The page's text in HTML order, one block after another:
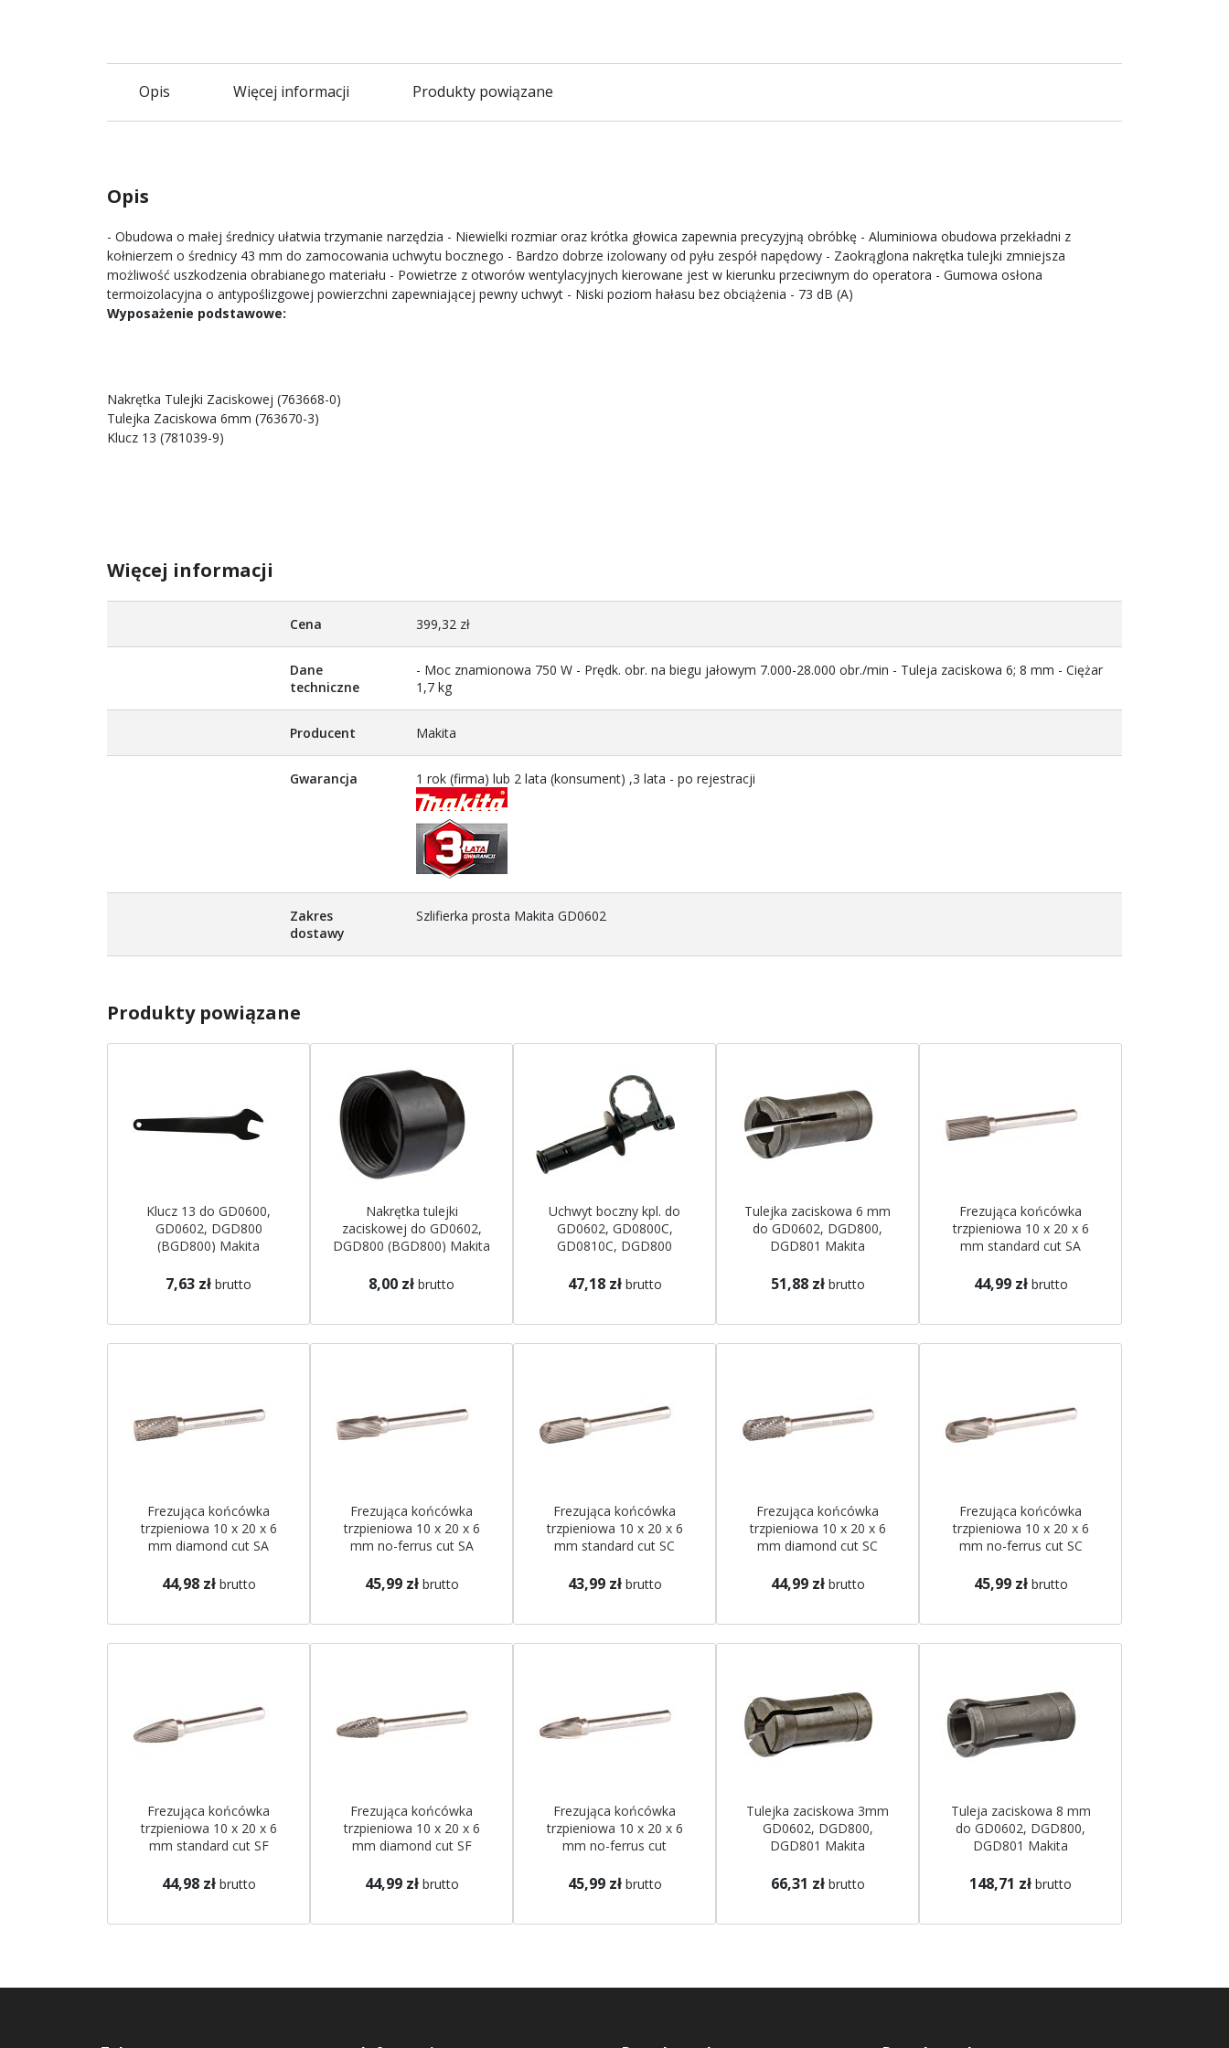
Opis Więcej informacji Produkty powiązane
Opis
- Obudowa o małej średnicy ułatwia trzymanie narzędzia - Niewielki rozmiar oraz krótka głowica zapewnia precyzyjną obróbkę - Aluminiowa obudowa przekładni z
kołnierzem o średnicy 43 mm do zamocowania uchwytu bocznego - Bardzo dobrze izolowany od pyłu zespół napędowy - Zaokrąglona nakrętka tulejki zmniejsza
możliwość uszkodzenia obrabianego materiału - Powietrze z otworów wentylacyjnych kierowane jest w kierunku przeciwnym do operatora - Gumowa osłona
termoizolacyjna o antypoślizgowej powierzchni zapewniającej pewny uchwyt - Niski poziom hałasu bez obciążenia - 73 dB (A)
Wyposażenie podstawowe:
Nakrętka Tulejki Zaciskowej (763668-0)
Tulejka Zaciskowa 6mm (763670-3)
Klucz 13 (781039-9)
Więcej informacji
Cena 399,32 zł
Dane
techniczne
- Moc znamionowa 750 W - Prędk. obr. na biegu jałowym 7.000-28.000 obr./min - Tuleja zaciskowa 6; 8 mm - Ciężar
1,7 kg
Producent Makita
Gwarancja 1 rok (firma) lub 2 lata (konsument) ,3 lata - po rejestracji
Zakres
dostawy
Szlifierka prosta Makita GD0602
Produkty powiązane
Klucz 13 do GD0600,
GD0602, DGD800
(BGD800) Makita
7,63 zł brutto
Nakrętka tulejki
zaciskowej do GD0602,
DGD800 (BGD800) Makita
8,00 zł brutto
Uchwyt boczny kpl. do
GD0602, GD0800C,
GD0810C, DGD800
47,18 zł brutto
Tulejka zaciskowa 6 mm
do GD0602, DGD800,
DGD801 Makita
51,88 zł brutto
Frezująca końcówka
trzpieniowa 10 x 20 x 6
mm standard cut SA
44,99 zł brutto
Frezująca końcówka
trzpieniowa 10 x 20 x 6
mm diamond cut SA
44,98 zł brutto
Frezująca końcówka
trzpieniowa 10 x 20 x 6
mm no-ferrus cut SA
45,99 zł brutto
Frezująca końcówka
trzpieniowa 10 x 20 x 6
mm standard cut SC
43,99 zł brutto
Frezująca końcówka
trzpieniowa 10 x 20 x 6
mm diamond cut SC
44,99 zł brutto
Frezująca końcówka
trzpieniowa 10 x 20 x 6
mm no-ferrus cut SC
45,99 zł brutto
Frezująca końcówka
trzpieniowa 10 x 20 x 6
mm standard cut SF
44,98 zł brutto
Frezująca końcówka
trzpieniowa 10 x 20 x 6
mm diamond cut SF
44,99 zł brutto
Frezująca końcówka
trzpieniowa 10 x 20 x 6
mm no-ferrus cut
45,99 zł brutto
Tulejka zaciskowa 3mm
GD0602, DGD800,
DGD801 Makita
66,31 zł brutto
Tuleja zaciskowa 8 mm
do GD0602, DGD800,
DGD801 Makita
148,71 zł brutto